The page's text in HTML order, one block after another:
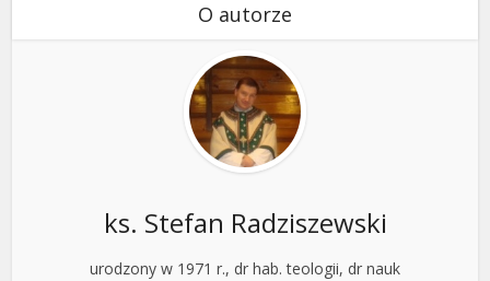
O autorze
ks. Stefan Radziszewski
urodzony w 1971 r., dr hab. teologii, dr nauk